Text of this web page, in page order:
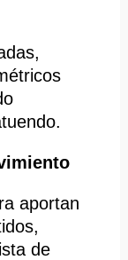
aportan
de